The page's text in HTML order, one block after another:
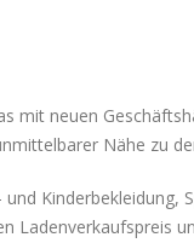
neuen
Nähe zu